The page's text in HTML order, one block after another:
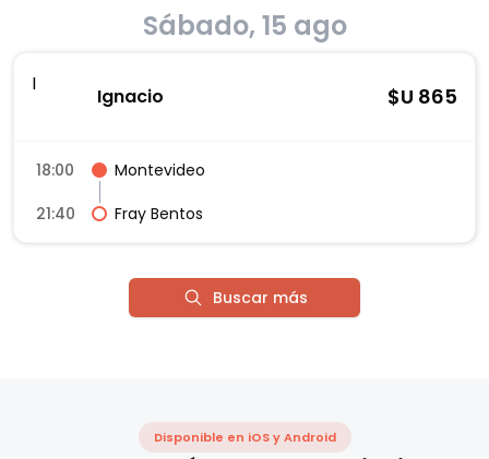
Sábado, 15 ago
I
Ignacio $U 865
18:00
Montevideo
21:40
Fray Bentos
Buscar más
Disponible en iOS y Android